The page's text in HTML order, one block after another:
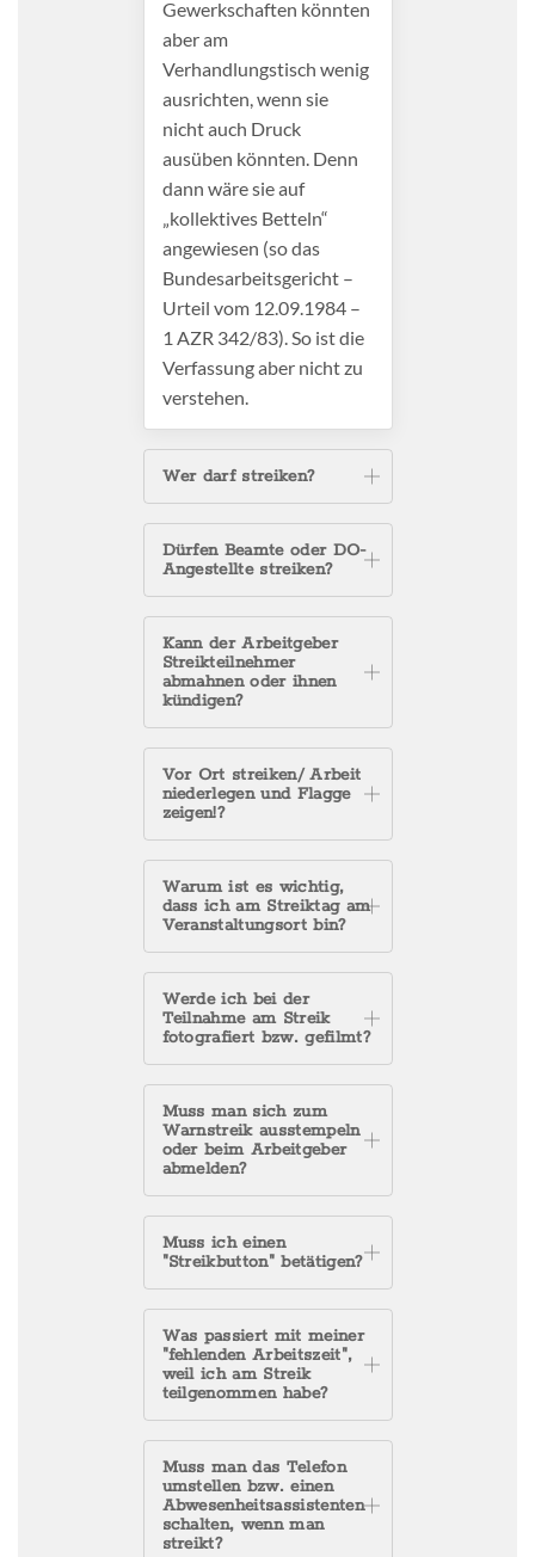
Gewerkschaften könnten
aber am
Verhandlungstisch wenig
ausrichten, wenn sie
nicht auch Druck
ausüben könnten. Denn
dann wäre sie auf
„kollektives Betteln“
angewiesen (so das
Bundesarbeitsgericht –
Urteil vom 12.09.1984 –
1 AZR 342/83). So ist die
Verfassung aber nicht zu
verstehen.
Wer darf streiken?
Dürfen Beamte oder DO-
Angestellte streiken?
Kann der Arbeitgeber
Streikteilnehmer
abmahnen oder ihnen
kündigen?
Vor Ort streiken/ Arbeit
niederlegen und Flagge
zeigen!?
Warum ist es wichtig,
dass ich am Streiktag am
Veranstaltungsort bin?
Werde ich bei der
Teilnahme am Streik
fotografiert bzw. gefilmt?
Muss man sich zum
Warnstreik ausstempeln
oder beim Arbeitgeber
abmelden?
Muss ich einen
"Streikbutton" betätigen?
Was passiert mit meiner
"fehlenden Arbeitszeit",
weil ich am Streik
teilgenommen habe?
Muss man das Telefon
umstellen bzw. einen
Abwesenheitsassistenten
schalten, wenn man
streikt?